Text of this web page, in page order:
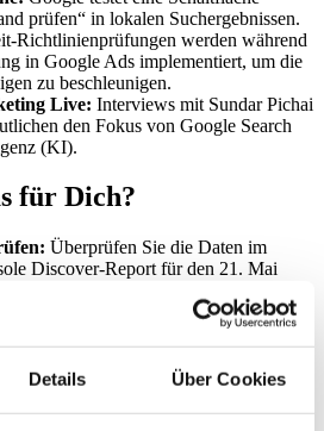
Details Über Cookies
prüfen“ in lokalen Suchergebnissen.
Richtlinienprüfungen werden während
in Google Ads implementiert, um die
zu beschleunigen.
Live: Interviews mit Sundar Pichai
den Fokus von Google Search
(KI).
für Dich?
Überprüfen Sie die Daten im
Discover-Report für den 21. Mai
Stellen Sie sicher, dass Ihre
relevant sind, um von der gesteigerten
zu profitieren. Erwägen Sie die
für die Darstellung in KI-
beobachten:Beobachten Sie die